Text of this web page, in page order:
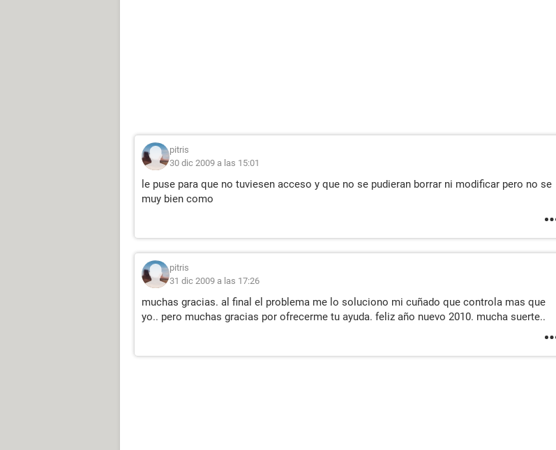
pitris
30 dic 2009 a las 15:01
le puse para que no tuviesen acceso y que no se pudieran borrar ni modificar pero no se
muy bien como
pitris
31 dic 2009 a las 17:26
muchas gracias. al final el problema me lo soluciono mi cuñado que controla mas que
yo.. pero muchas gracias por ofrecerme tu ayuda. feliz año nuevo 2010. mucha suerte..